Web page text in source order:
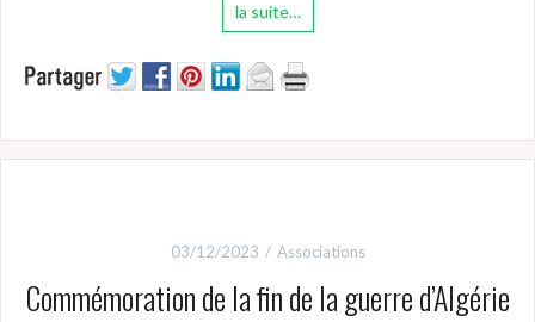
la suite…
03/12/2023 Associations
Commémoration de la fin de la guerre d’Algérie